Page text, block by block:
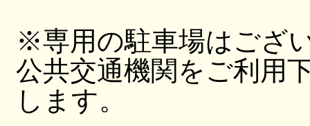
※専用の駐車場はござ
公共交通機関をご利用
します。